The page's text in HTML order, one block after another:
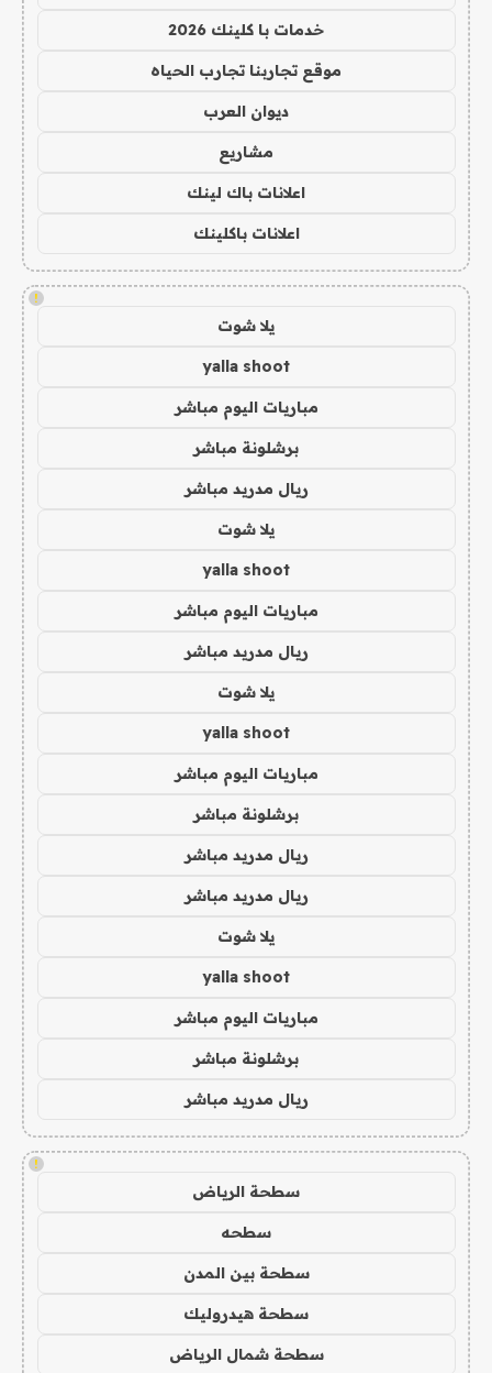
خدمات با كلينك 2026
موقع تجاربنا تجارب الحياه
ديوان العرب
مشاريع
اعلانات باك لينك
اعلانات باكلينك
!
يلا شوت
yalla shoot
مباريات اليوم مباشر
برشلونة مباشر
ريال مدريد مباشر
يلا شوت
yalla shoot
مباريات اليوم مباشر
ريال مدريد مباشر
يلا شوت
yalla shoot
مباريات اليوم مباشر
برشلونة مباشر
ريال مدريد مباشر
ريال مدريد مباشر
يلا شوت
yalla shoot
مباريات اليوم مباشر
برشلونة مباشر
ريال مدريد مباشر
!
سطحة الرياض
سطحه
سطحة بين المدن
سطحة هيدروليك
سطحة شمال الرياض